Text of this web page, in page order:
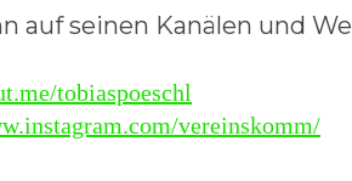
auf seinen Kanälen und
tobiaspoeschl
vereinskomm/